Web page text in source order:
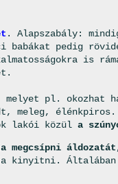
. Alapszabály:
babákat pedig
is
melyet pl. okozhat
meleg,
lakói közül a
megcsípni áldozatát
kinyitni.